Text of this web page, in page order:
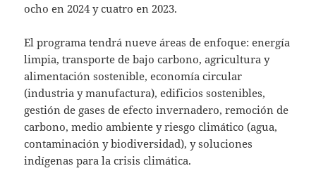
ocho en 2024 y cuatro en 2023.
El programa tendrá nueve áreas de enfoque: energía
limpia, transporte de bajo carbono, agricultura y
alimentación sostenible, economía circular
(industria y manufactura), edificios sostenibles,
gestión de gases de efecto invernadero, remoción de
carbono, medio ambiente y riesgo climático (agua,
contaminación y biodiversidad), y soluciones
indígenas para la crisis climática.